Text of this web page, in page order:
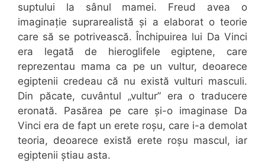
suptului la sânul mamei. Freud avea o
imaginație suprarealistă și a elaborat o teorie
care să se potrivească. Închipuirea lui Da Vinci
era legată de hieroglifele egiptene, care
reprezentau mama ca pe un vultur, deoarece
egiptenii credeau că nu există vulturi masculi.
Din păcate, cuvântul „vultur” era o traducere
eronată. Pasărea pe care și-o imaginase Da
Vinci era de fapt un erete roșu, care i-a demolat
teoria, deoarece există erete roșu mascul, iar
egiptenii știau asta.